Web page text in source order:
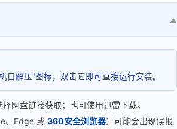
▼
解压"图标，双击它即可直接运行安装。
网盘链接获取；也可使用迅雷下载。
、Edge 或 360安全浏览器）可能会出现误报